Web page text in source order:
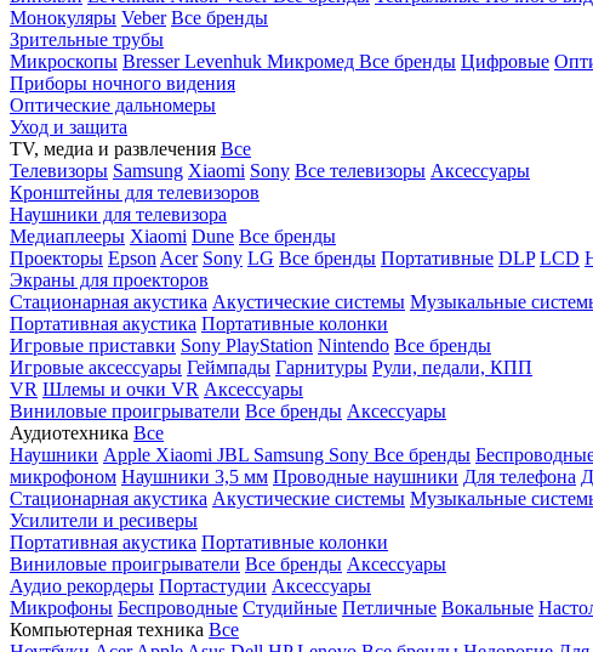
Монокуляры Veber Все бренды
Зрительные трубы
Микроскопы BresserLevenhuk Микромед Все бренды Цифровые
Приборы ночного видения
Оптические дальномеры
Уход и защита
TV, медиа и развлечения Все
Телевизоры Samsung Xiaomi Sony Все телевизоры Аксессуары
Кронштейны для телевизоров
Наушники для телевизора
Медиаплееры Xiaomi Dune Все бренды
Проекторы Epson Acer Sony LG Все бренды Портативные DLP LCD
Экраны для проекторов
Стационарная акустика Акустические системы Музыкальные
Портативная акустика Портативные колонки
Игровые приставки Sony PlayStation Nintendo Все бренды
Игровые аксессуары Геймпады Гарнитуры Рули, педали, КПП
VR Шлемы и очки VR Аксессуары
Виниловые проигрыватели Все бренды Аксессуары
Аудиотехника Все
Наушники Apple Xiaomi JBL Samsung Sony Все бренды
микрофоном Наушники 3,5 мм Проводные наушники Для телефона
Стационарная акустика Акустические системы Музыкальные
Усилители и ресиверы
Портативная акустика Портативные колонки
Виниловые проигрыватели Все бренды Аксессуары
Аудио рекордеры Портастудии Аксессуары
Микрофоны Беспроводные Студийные Петличные Вокальные
Компьютерная техника Все